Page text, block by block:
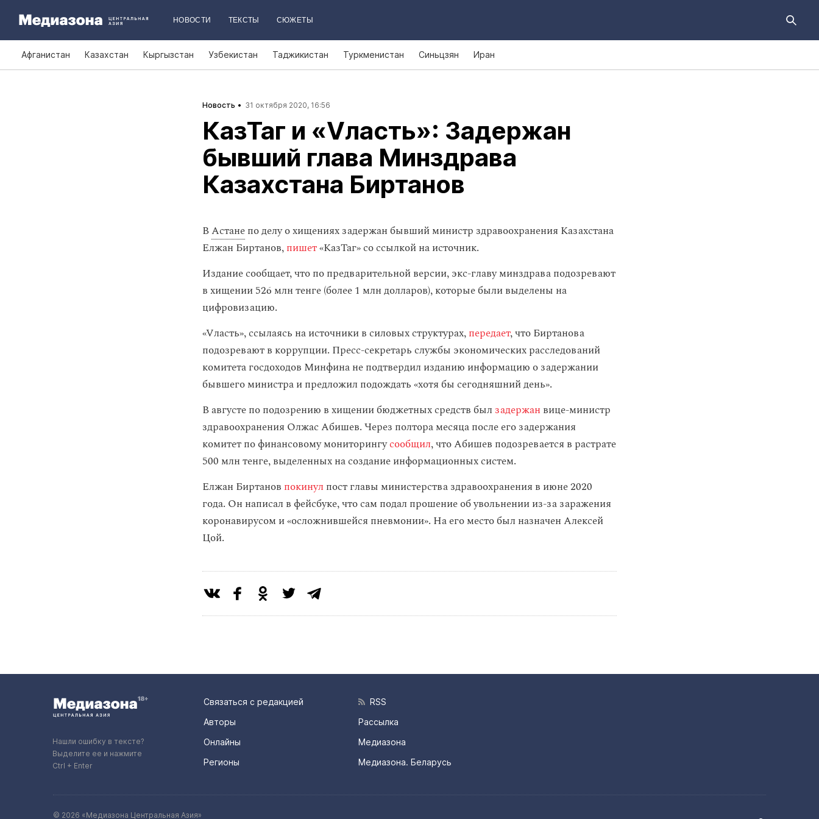
НОВОСТИ ТЕКСТЫ СЮЖЕТЫ
Афганистан Казахстан Кыргызстан Узбекистан Таджикистан Туркменистан Синьцзян Иран
Новость 31 октября 2020, 16:56
КазТаг и «Vласть»: Задержан
бывший глава Минздрава
Казахстана Биртанов
ВАстанепо делу о хищениях задержан бывший министр здравоохранения Казахстана
Елжан Биртанов,пишет«КазТаг» со ссылкой на источник.
Издание сообщает, что по предварительной версии, экс-главу минздрава подозревают
в хищении 526 млн тенге (более 1 млн долларов), которые были выделены на
цифровизацию.
«Vласть», ссылаясь на источники в силовых структурах,передает, что Биртанова
подозревают в коррупции. Пресс-секретарь службы экономических расследований
комитета госдоходов Минфина не подтвердил изданию информацию о задержании
бывшего министра и предложил подождать «хотя бы сегодняшний день».
В августе по подозрению в хищении бюджетных средств был задержан вице-министр
здравоохранения Олжас Абишев. Через полтора месяца после его задержания
комитет по финансовому мониторингусообщил, что Абишев подозревается в растрате
500 млн тенге, выделенных на создание информационных систем.
Елжан Биртанов покинул пост главы министерства здравоохранения в июне 2020
года. Он написал в фейсбуке, что сам подал прошение об увольнении из-за заражения
коронавирусом и «осложнившейся пневмонии». На его место был назначен Алексей
Цой.
Нашли ошибку в тексте?
Выделите ее и нажмите
Ctrl + Enter
Связаться с редакцией
Авторы
Онлайны
Регионы
RSS
Рассылка
Медиазона
Медиазона. Беларусь
© 2026 «Медиазона Центральная Азия»